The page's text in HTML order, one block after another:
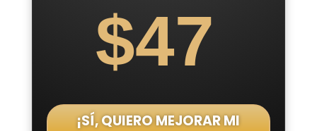
$47
¡SÍ, QUIERO MEJORAR MI